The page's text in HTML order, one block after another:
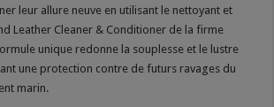
leur allure neuve en utilisant le netto­yant et
Leather Cleaner & Conditioner de la firme
unique redonne la souplesse et le lustre
une protection contre de futurs ravages du
marin.